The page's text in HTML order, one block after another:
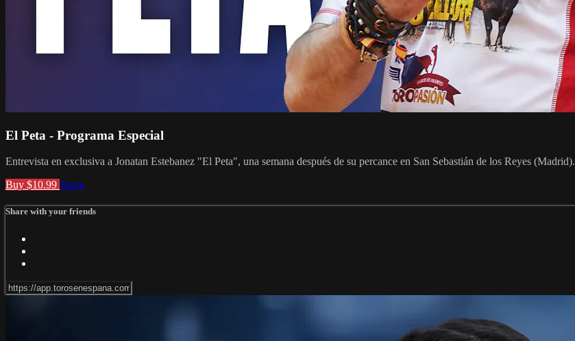
El Peta - Programa Especial
Entrevista en exclusiva a Jonatan Estebanez "El Peta", una semana después de su percance en San Sebastián de los Reyes (Madrid).
Buy $10.99 Share
Share with your friends